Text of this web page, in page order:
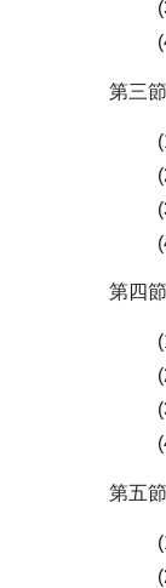
第三
第四
第五